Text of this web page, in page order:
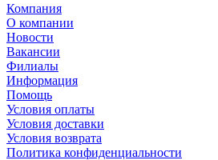
Компания
О компании
Новости
Вакансии
Филиалы
Информация
Помощь
Условия оплаты
Условия доставки
Условия возврата
Политика конфиденциальности